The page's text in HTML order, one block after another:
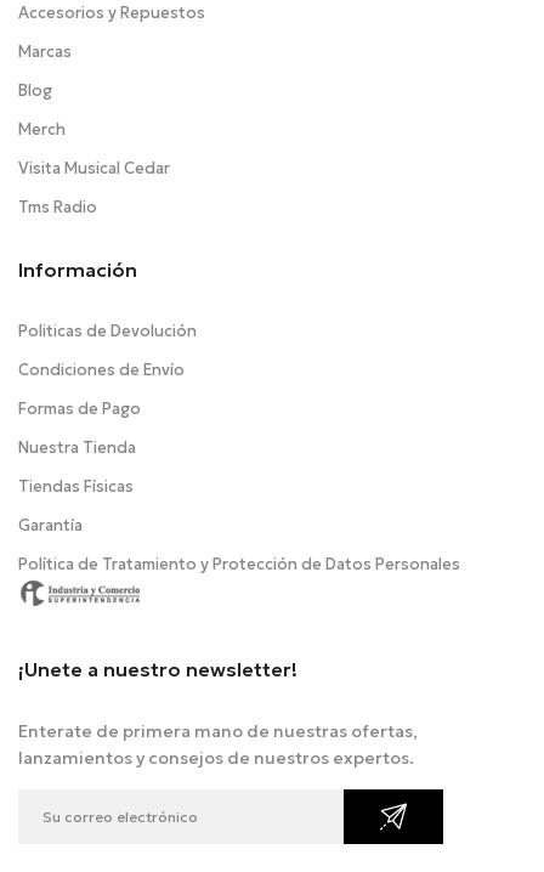
Accesorios y Repuestos
Marcas
Blog
Merch
Visita Musical Cedar
Tms Radio
Información
Politicas de Devolución
Condiciones de Envío
Formas de Pago
Nuestra Tienda
Tiendas Físicas
Garantía
Política de Tratamiento y Protección de Datos Personales
¡Unete a nuestro newsletter!
Enterate de primera mano de nuestras ofertas,
lanzamientos y consejos de nuestros expertos.